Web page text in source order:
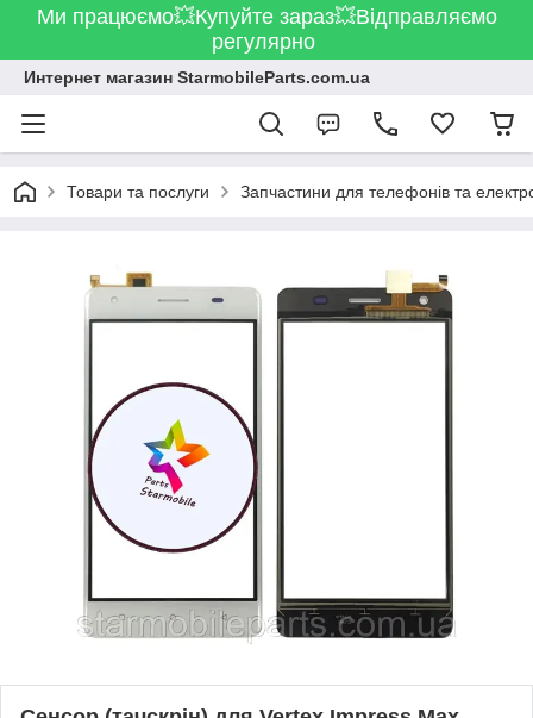
Ми працюємо💥Купуйте зараз💥Відправляємо
регулярно
Интернет магазин StarmobileParts.com.ua
Товари та послуги Запчастини для телефонів та